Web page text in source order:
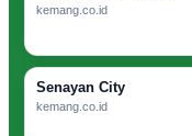
kemang.co.id
Senayan City
kemang.co.id